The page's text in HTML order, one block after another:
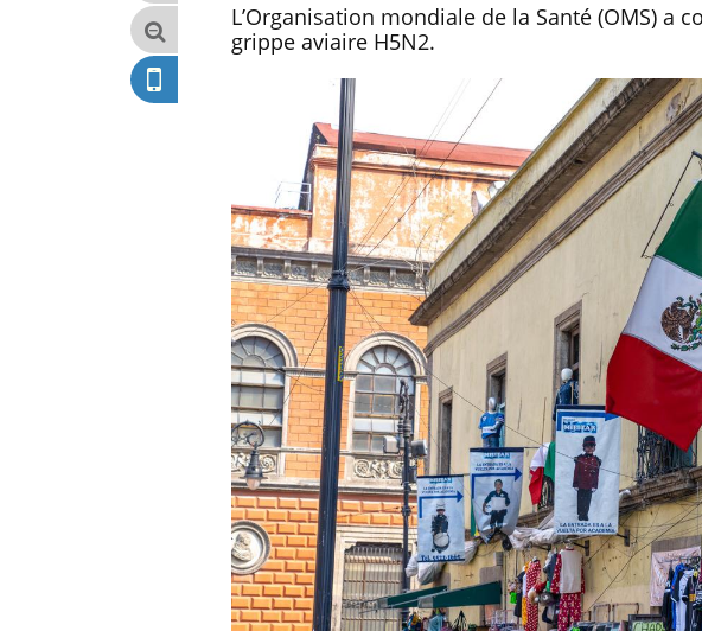
L’Organisation mondiale de la Santé (OMS) a
grippe aviaire H5N2.
Hantavirus : un cas
détecté chez un touriste
en France
Mortalité infantile : un
rapport s’interroge sur
son taux élevé en France
Grossesse à risque : ce jus
naturel attire l'attention
des chercheurs
écrans
sur
basque